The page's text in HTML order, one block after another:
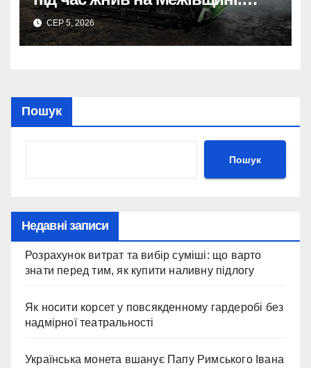
Трагедія.
СЕР 5, 2026
Пошук
Пошук
Недавні записи
Розрахунок витрат та вибір суміші: що варто
знати перед тим, як купити наливну підлогу
Як носити корсет у повсякденному гардеробі без
надмірної театральності
Українська монета вшанує Папу Римського Івана